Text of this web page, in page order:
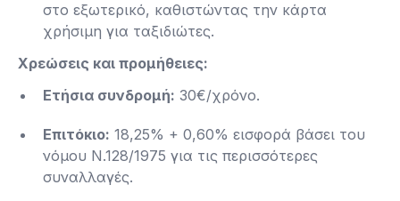
στο εξωτερικό, καθιστώντας την κάρτα
χρήσιμη για ταξιδιώτες​.
Χρεώσεις και προμήθειες:
Ετήσια συνδρομή: 30€/χρόνο.
Επιτόκιο: 18,25% + 0,60% εισφορά βάσει του
νόμου Ν.128/1975 για τις περισσότερες
συναλλαγές​.